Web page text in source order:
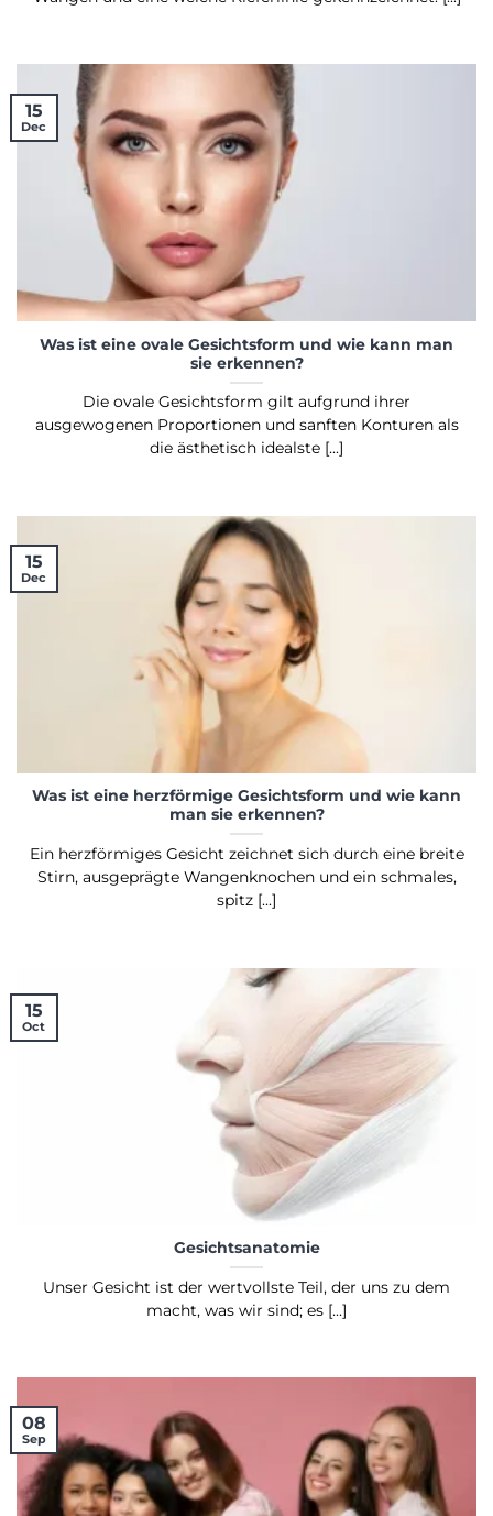
Was ist eine ovale Gesichtsform und wie kann man
sie erkennen?
Die ovale Gesichtsform gilt aufgrund ihrer
ausgewogenen Proportionen und sanften Konturen als
die ästhetisch idealste [...]
15
Dec
Was ist eine herzförmige Gesichtsform und wie kann
man sie erkennen?
Ein herzförmiges Gesicht zeichnet sich durch eine breite
Stirn, ausgeprägte Wangenknochen und ein schmales,
spitz [...]
15
Dec
Gesichtsanatomie
Unser Gesicht ist der wertvollste Teil, der uns zu dem
macht, was wir sind; es [...]
15
Oct
08
Sep